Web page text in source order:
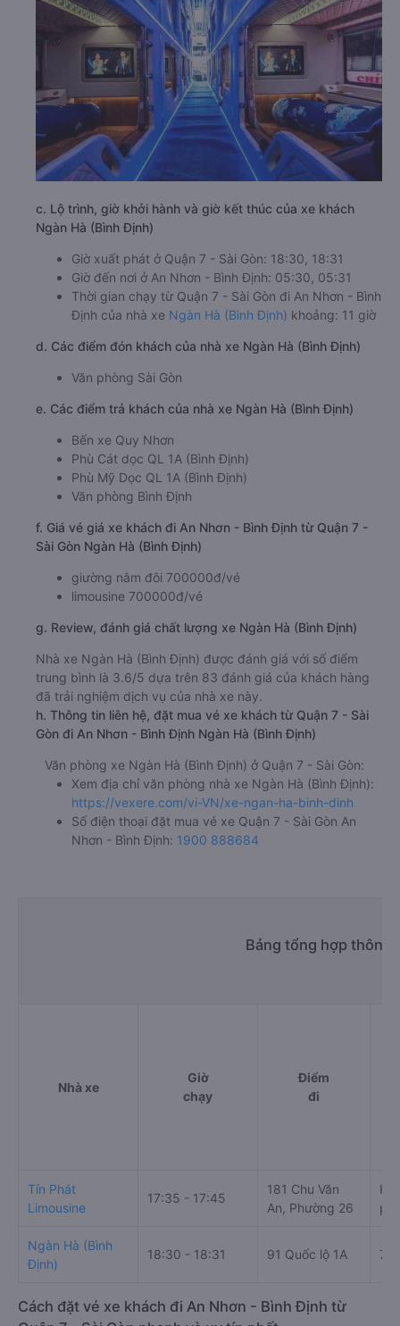
c. Lộ trình, giờ khởi hành và giờ kết thúc của xe khách
Ngàn Hà (Bình Định)
Giờ xuất phát ở Quận 7 - Sài Gòn: 18:30, 18:31
Giờ đến nơi ở An Nhơn - Bình Định: 05:30, 05:31
Thời gian chạy từ Quận 7 - Sài Gòn đi An Nhơn - Bình
Định của nhà xe Ngàn Hà (Bình Định) khoảng: 11 giờ
d. Các điểm đón khách của nhà xe Ngàn Hà (Bình Định)
Văn phòng Sài Gòn
e. Các điểm trả khách của nhà xe Ngàn Hà (Bình Định)
Bến xe Quy Nhơn
Phù Cát dọc QL 1A (Bình Định)
Phù Mỹ Dọc QL 1A (Bình Định)
Văn phòng Bình Định
f. Giá vé giá xe khách đi An Nhơn - Bình Định từ Quận 7 -
Sài Gòn Ngàn Hà (Bình Định)
giường nằm đôi 700000đ/vé
limousine 700000đ/vé
g. Review, đánh giá chất lượng xe Ngàn Hà (Bình Định)
Nhà xe Ngàn Hà (Bình Định) được đánh giá với số điểm
trung bình là 3.6/5 dựa trên 83 đánh giá của khách hàng
đã trải nghiệm dịch vụ của nhà xe này.
h. Thông tin liên hệ, đặt mua vé xe khách từ Quận 7 - Sài
Gòn đi An Nhơn - Bình Định Ngàn Hà (Bình Định)
Văn phòng xe Ngàn Hà (Bình Định) ở Quận 7 - Sài Gòn:
Xem địa chỉ văn phòng nhà xe Ngàn Hà (Bình Định):
https://vexere.com/vi-VN/xe-ngan-ha-binh-dinh
Số điện thoại đặt mua vé xe Quận 7 - Sài Gòn An
Nhơn - Bình Định: 1900 888684
Bảng tổng hợp thông
Nhà xe
Giờ
chạy
Điểm
đi
Tín Phát
Limousine
17:35 - 17:45
181 Chu Văn
An, Phường 26
Ngàn Hà (Bình
Định)
18:30 - 18:31 91 Quốc lộ 1A 71
Cách đặt vé xe khách đi An Nhơn - Bình Định từ